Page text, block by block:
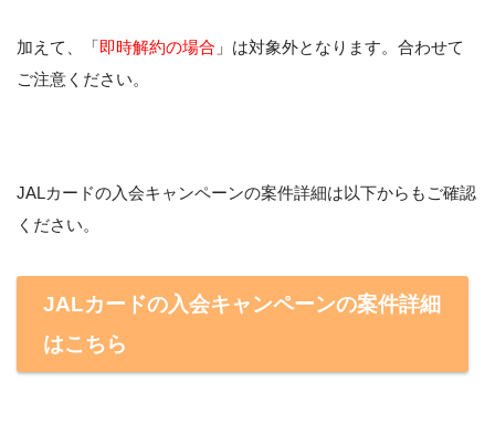
加えて、「即時解約の場合 」は対象外となります。合わせて
ご注意ください。
JALカードの入会キャンペーンの案件詳細は以下からもご確認
ください。
JALカードの入会キャンペーンの案件詳細
はこちら